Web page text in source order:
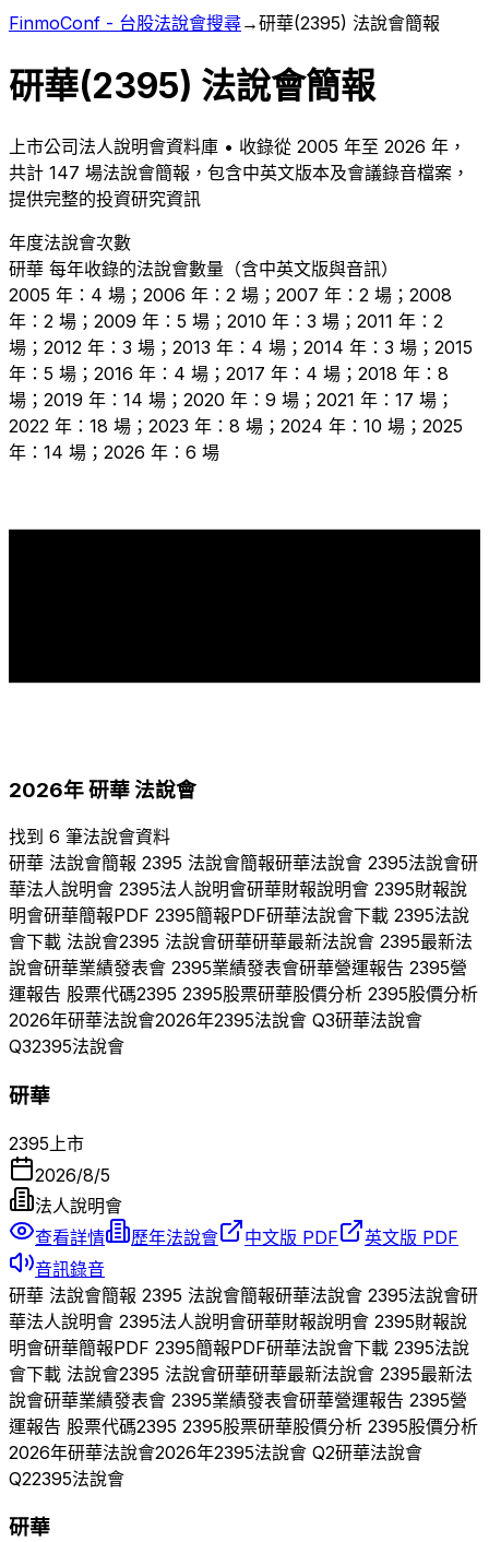
FinmoConf - 台股法說會搜尋→研華(2395) 法說會簡報
研華(2395) 法說會簡報
上市公司法人說明會資料庫 • 收錄從 2005 年至 2026 年，
共計 147 場法說會簡報，包含中英文版本及會議錄音檔案，
提供完整的投資研究資訊
年度法說會次數
研華 每年收錄的法說會數量（含中英文版與音訊）
2005 年：4 場；2006 年：2 場；2007 年：2 場；2008
年：2 場；2009 年：5 場；2010 年：3 場；2011 年：2
場；2012 年：3 場；2013 年：4 場；2014 年：3 場；2015
年：5 場；2016 年：4 場；2017 年：4 場；2018 年：8
場；2019 年：14 場；2020 年：9 場；2021 年：17 場；
2022 年：18 場；2023 年：8 場；2024 年：10 場；2025
年：14 場；2026 年：6 場
2026年研華法說會
找到 6 筆法說會資料
研華 法說會簡報 2395 法說會簡報研華法說會 2395法說會研
華法人說明會 2395法人說明會研華財報說明會 2395財報說
明會研華簡報PDF 2395簡報PDF研華法說會下載 2395法說
會下載 法說會2395 法說會研華研華最新法說會 2395最新法
說會研華業績發表會 2395業績發表會研華營運報告 2395營
運報告 股票代碼2395 2395股票研華股價分析 2395股價分析
2026年研華法說會2026年2395法說會 Q3研華法說會
Q32395法說會
研華
2395 上市
2026/8/5
法人說明會
查看詳情
歷年法說會 中文版 PDF
英文版 PDF
音訊錄音
研華 法說會簡報 2395 法說會簡報研華法說會 2395法說會研
華法人說明會 2395法人說明會研華財報說明會 2395財報說
明會研華簡報PDF 2395簡報PDF研華法說會下載 2395法說
會下載 法說會2395 法說會研華研華最新法說會 2395最新法
說會研華業績發表會 2395業績發表會研華營運報告 2395營
運報告 股票代碼2395 2395股票研華股價分析 2395股價分析
2026年研華法說會2026年2395法說會 Q2研華法說會
Q22395法說會
研華